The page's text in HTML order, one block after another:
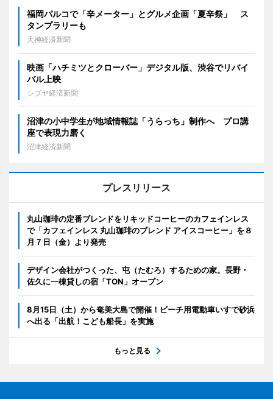
福岡パルコで「辛メーター」とグルメ企画「夏辛祭」 ス
タンプラリーも
天神経済新聞
映画「ハチミツとクローバー」デジタル版、渋谷でリバイ
バル上映
シブヤ経済新聞
沼津の小中学生が地域情報誌「うらっち」制作へ プロ講
座で表現力磨く
沼津経済新聞
プレスリリース
丸山珈琲の定番ブレンドをリキッドコーヒーのカフェインレス
で「カフェインレス 丸山珈琲のブレンド アイスコーヒー」を８
月７日（金）より発売
デザイン会社がつくった、屯（たむろ）するための家。長野・
佐久に一棟貸しの宿「TON」オープン
8月15日（土）から奄美大島で開催！ビーチ用電動車いすで砂浜
へ出る「出航！こども船長」を実施
もっと見る